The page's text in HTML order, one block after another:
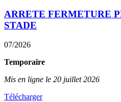
ARRETE FERMETURE
STADE
07/2026
Temporaire
Mis en ligne le 20 juillet 2026
Télécharger